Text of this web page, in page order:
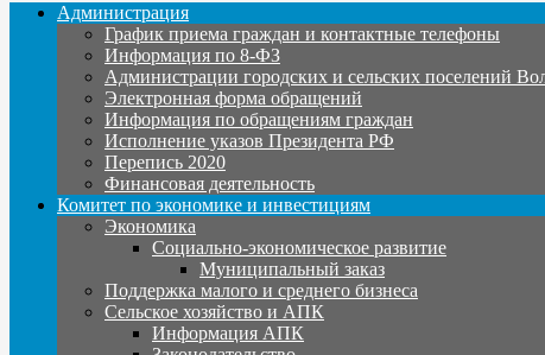
Администрация
График приема граждан и контактные телефоны
Информация по 8-ФЗ
Администрации городских и сельских поселений
Электронная форма обращений
Информация по обращениям граждан
Исполнение указов Президента РФ
Перепись 2020
Финансовая деятельность
Комитет по экономике и инвестициям
Экономика
Социально-экономическое развитие
Муниципальный заказ
Поддержка малого и среднего бизнеса
Сельское хозяйство и АПК
Информация АПК